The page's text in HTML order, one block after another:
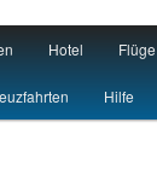
Hotel Flüge
Hilfe